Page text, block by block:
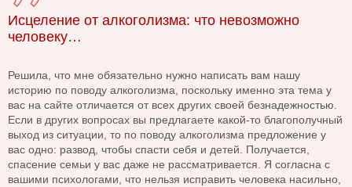
Исцеление от алкоголизма: что невозможно
человеку…
Решила, что мне обязательно нужно написать вам нашу
историю по поводу алкоголизма, поскольку именно эта тема у
вас на сайте отличается от всех других своей безнадежностью.
Если в других вопросах вы предлагаете какой-то благополучный
выход из ситуации, то по поводу алкоголизма предложение у
вас одно: развод, чтобы спасти себя и детей. Получается,
спасение семьи у вас даже не рассматривается. Я согласна с
вашими психологами, что нельзя исправить человека насильно,